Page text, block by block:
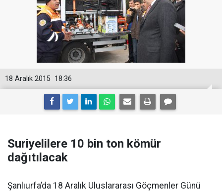
18:36
18 Aralık 2015
Suriyelilere 10 bin ton kömür
dağıtılacak
Şanlıurfa’da 18 Aralık Uluslararası Göçmenler Günü